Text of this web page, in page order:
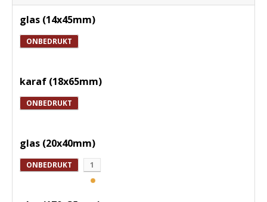
glas (14x45mm)
ONBEDRUKT
karaf (18x65mm)
ONBEDRUKT
glas (20x40mm)
ONBEDRUKT 1